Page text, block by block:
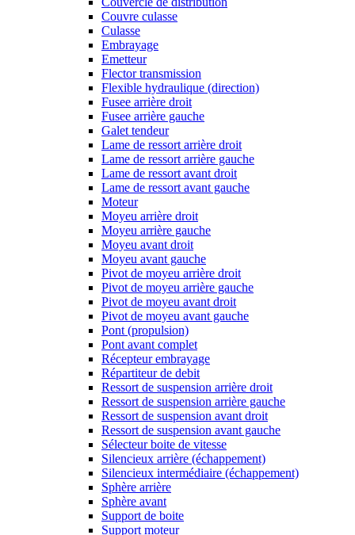
Couvre culasse
Culasse
Embrayage
Emetteur
Flector transmission
Flexible hydraulique (direction)
Fusee arrière droit
Fusee arrière gauche
Galet tendeur
Lame de ressort arrière droit
Lame de ressort arrière gauche
Lame de ressort avant droit
Lame de ressort avant gauche
Moteur
Moyeu arrière droit
Moyeu arrière gauche
Moyeu avant droit
Moyeu avant gauche
Pivot de moyeu arrière droit
Pivot de moyeu arrière gauche
Pivot de moyeu avant droit
Pivot de moyeu avant gauche
Pont (propulsion)
Pont avant complet
Récepteur embrayage
Répartiteur de debit
Ressort de suspension arrière droit
Ressort de suspension arrière gauche
Ressort de suspension avant droit
Ressort de suspension avant gauche
Sélecteur boite de vitesse
Silencieux arrière (échappement)
Silencieux intermédiaire (échappement)
Sphère arrière
Sphère avant
Support de boite
Support moteur